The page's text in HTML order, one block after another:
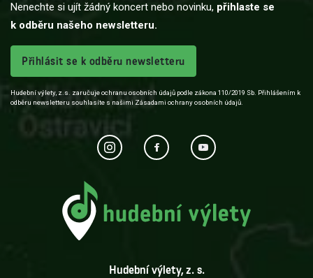
Nenechte si ujít žádný koncert nebo novinku, přihlaste se
k odběru našeho newsletteru.
Přihlásit se k odběru newsletteru
Hudební výlety, z.s. zaručuje ochranu osobních údajů podle zákona 110/2019 Sb. Přihlášením k
odběru newsletteru souhlasíte s našimi Zásadami ochrany osobních údajů.
Hudební výlety, z. s.